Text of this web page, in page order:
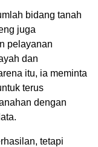
bidang tanah
juga
pelayanan
dan
itu, ia meminta
terus
dengan
tetapi